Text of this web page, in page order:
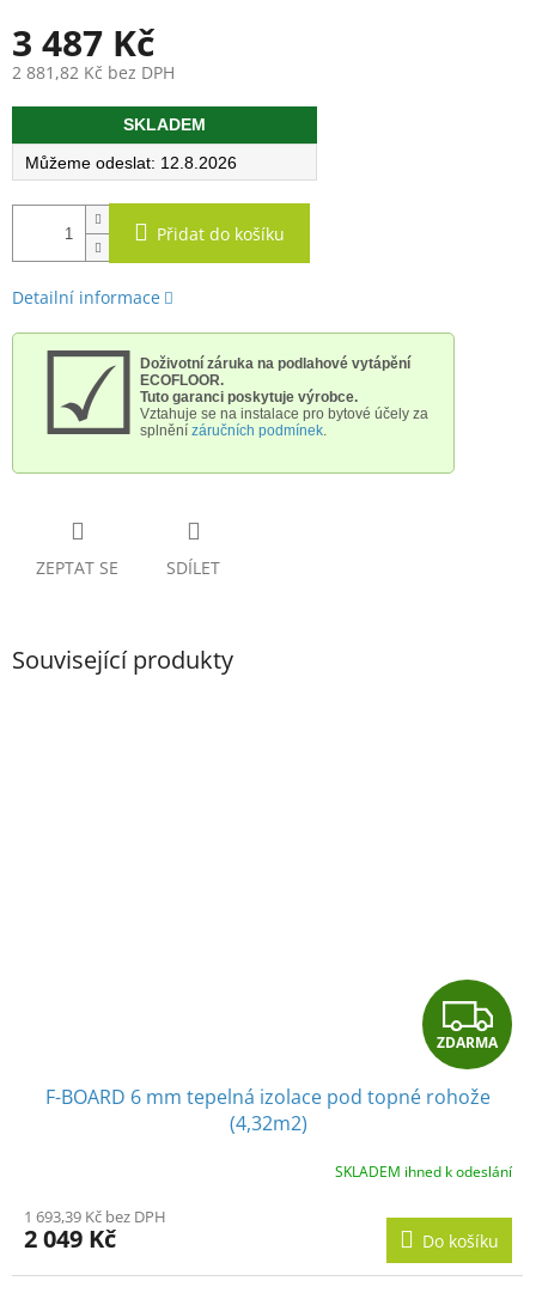
3 487 Kč
2 881,82 Kč bez DPH
Měrná
SKLADEM
12.8.2026
Přidat do košíku
Detailní informace
☑
Doživotní záruka na podlahové vytápění
ECOFLOOR.
Tuto garanci poskytuje výrobce.
Vztahuje se na instalace pro bytové účely za
splnění záručních podmínek.
ZEPTAT SE SDÍLET
Související produkty
Z
D
R
M
A
ZDARMA
F-BOARD 6 mm tepelná izolace pod topné rohože
(4,32m2)
SKLADEM ihned k odeslání
1 693,39 Kč bez DPH
2 049 Kč Do košíku